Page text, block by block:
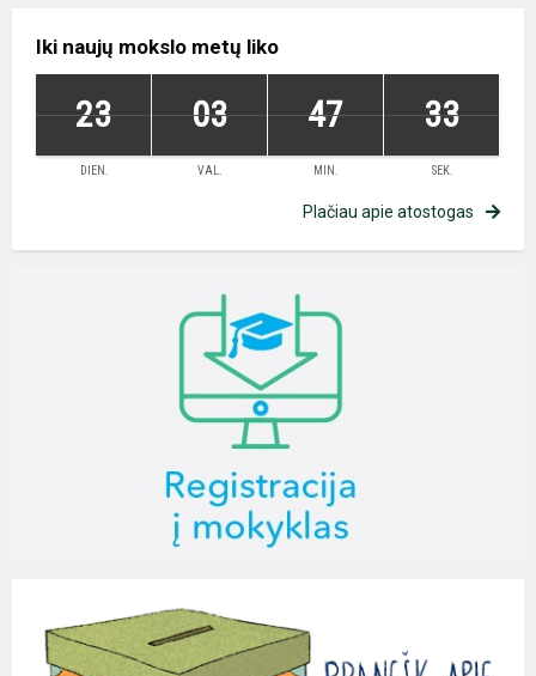
Iki naujų mokslo metų liko
23 03 47 33
DIEN. VAL. MIN. SEK.
Plačiau apie atostogas